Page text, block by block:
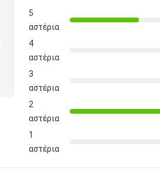
5
αστέρια
4
αστέρια
3
αστέρια
2
αστέρια
1
αστέρια